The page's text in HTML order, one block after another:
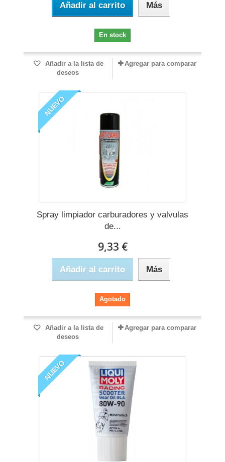
Añadir al carrito Más
En stock
Añadir a la lista de
deseos
Agregar para comparar
NUEVO
Spray limpiador carburadores y valvulas
de...
9,33 €
Añadir al carrito Más
Agotado
Añadir a la lista de
deseos
Agregar para comparar
NUEVO